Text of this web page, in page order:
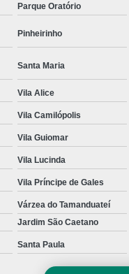
Parque Oratório
Pinheirinho
Santa Maria
Vila Alice
Vila Camilópolis
Vila Guiomar
Vila Lucinda
Vila Príncipe de Gales
Várzea do Tamanduateí
Jardim São Caetano
Santa Paula